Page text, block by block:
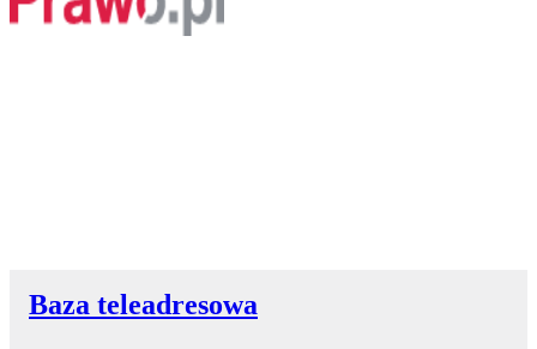
Baza teleadresowa